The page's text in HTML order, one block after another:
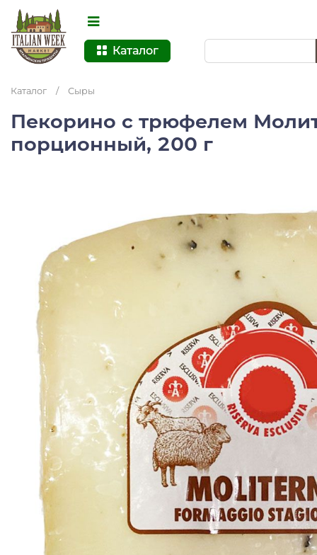
Каталог
Каталог / Сыры
Пекорино с трюфелем
порционный, 200 г